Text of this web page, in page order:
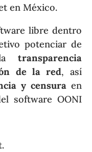
en México.
libre dentro
potenciar de
la transparencia
de la red, así
y censuraen
software OONI